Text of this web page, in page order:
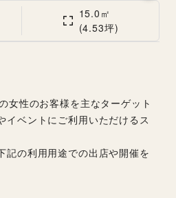
15.0㎡
(4.53坪)
女性のお客様を主なターゲット
イベントにご利用いただけるス
記の利用用途での出店や開催を